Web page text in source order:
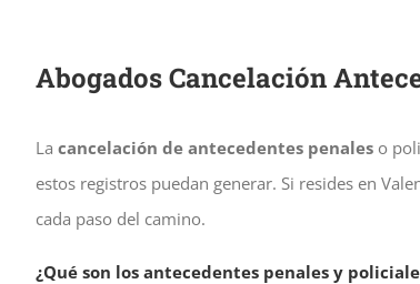
Abogados Cancelación
La cancelación de antecedentes penaleso
estos registros puedan generar. Si resides en
cada paso del camino.
¿Qué son los antecedentes penales y